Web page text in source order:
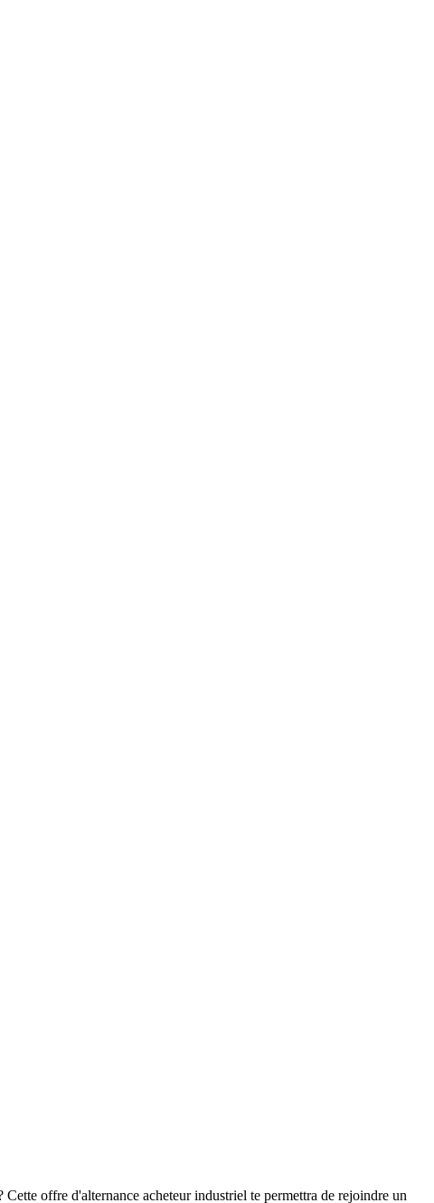
offre d'alternance acheteur industriel te permettra de rejoindre un